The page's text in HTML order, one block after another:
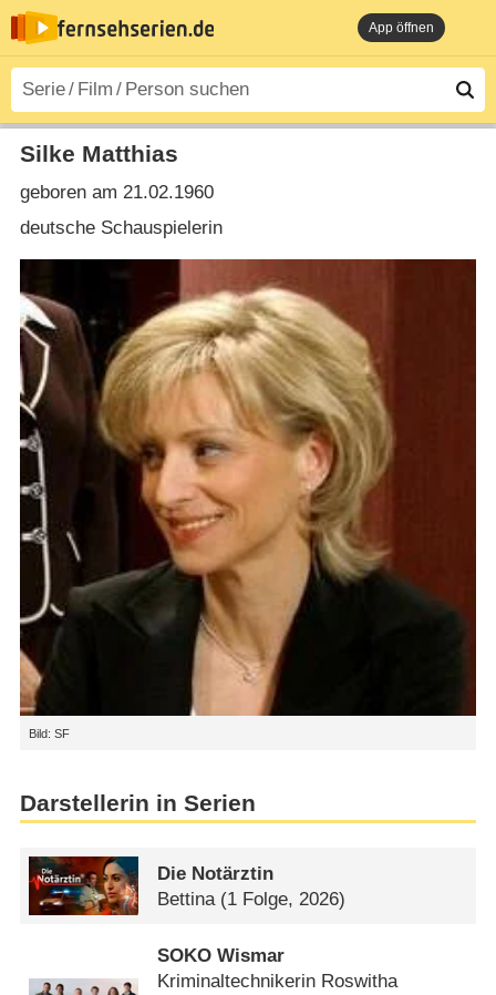
App öffnen
Bild: SF
Silke Matthias
geboren am 21.02.1960
deutsche Schauspielerin
Darstellerin in Serien
Die Notärztin
Bettina (1 Folge, 2026)
SOKO Wismar
Kriminaltechnikerin Roswitha